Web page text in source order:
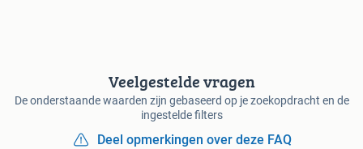
Veelgestelde vragen
De onderstaande waarden zijn gebaseerd op je zoekopdracht en de
ingestelde filters
Deel opmerkingen over deze FAQ